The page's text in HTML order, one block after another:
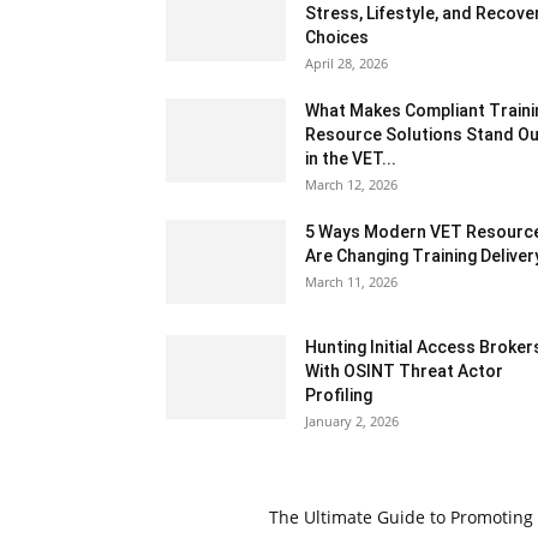
Stress, Lifestyle, and
Choices
April 28, 2026
What Makes Compliant
Resource Solutions Stand
in the VET...
March 12, 2026
5 Ways Modern VET
Are Changing Training
March 11, 2026
Hunting Initial Access
With OSINT Threat Actor
Profiling
January 2, 2026
The Ultimate Guide to Promoting